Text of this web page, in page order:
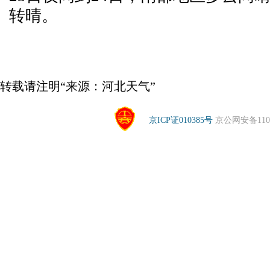
转晴。
转载请注明“来源：河北天气”
京ICP证010385号 京公网安备